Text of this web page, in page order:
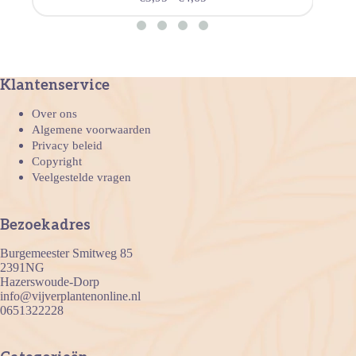
Klantenservice
Over ons
Algemene voorwaarden
Privacy beleid
Copyright
Veelgestelde vragen
Bezoekadres
Burgemeester Smitweg 85
2391NG
Hazerswoude-Dorp
info@vijverplantenonline.nl
0651322228